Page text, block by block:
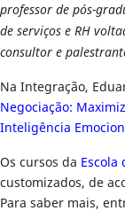
professor de pós-
de serviços e RH
consultor e
Na Integração,
Negociação:
Inteligência
Os cursos da Escola
customizados, de
Para saber mais,